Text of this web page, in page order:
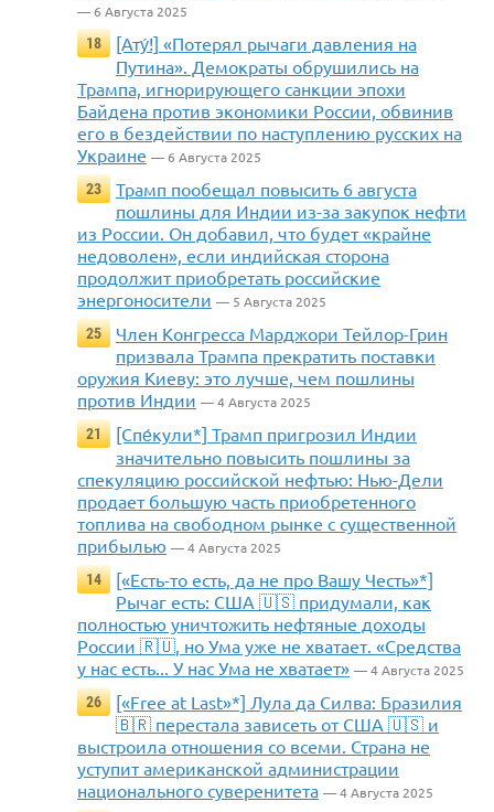
— 6 Августа 2025
18
[Ату́!] «Потерял рычаги давления на
Путина». Демократы обрушились на
Трампа, игнорирующего санкции эпохи
Байдена против экономики России, обвинив
его в бездействии по наступлению русских на
Украине — 6 Августа 2025
23
Трамп пообещал повысить 6 августа
пошлины для Индии из-за закупок нефти
из России. Он добавил, что будет «крайне
недоволен», если индийская сторона
продолжит приобретать российские
энергоносители — 5 Августа 2025
25
Член Конгресса Марджори Тейлор-Грин
призвала Трампа прекратить поставки
оружия Киеву: это лучше, чем пошлины
против Индии — 4 Августа 2025
21
[Спе́кули*] Трамп пригрозил Индии
значительно повысить пошлины за
спекуляцию российской нефтью: Нью-Дели
продает большую часть приобретенного
топлива на свободном рынке с существенной
прибылью — 4 Августа 2025
14
[«Есть-то есть, да не про Вашу Честь»*]
Рычаг есть: США 🇺🇸 придумали, как
полностью уничтожить нефтяные доходы
России 🇷🇺, но Ума уже не хватает. «Средства
у нас есть... У нас Ума не хватает» — 4 Августа 2025
26
[«Free at Last»*] Лула да Силва: Бразилия
🇧🇷 перестала зависеть от США 🇺🇸 и
выстроила отношения со всеми. Страна не
уступит американской администрации
национального суверенитета — 4 Августа 2025